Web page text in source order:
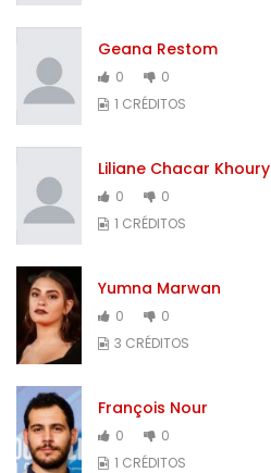
Geana Restom
0
0
1 CRÉDITOS
Liliane Chacar Khoury
0
0
1 CRÉDITOS
Yumna Marwan
0
0
3 CRÉDITOS
François Nour
0
0
1 CRÉDITOS